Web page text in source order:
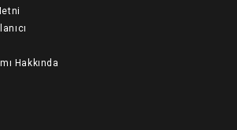
Hakkında